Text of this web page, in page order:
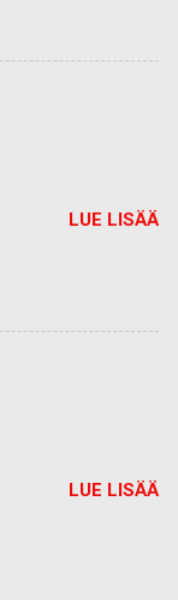
LUE LISÄÄ
LUE LISÄÄ